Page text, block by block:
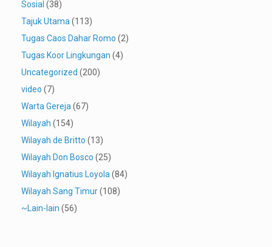
Sosial (38)
Tajuk Utama (113)
Tugas Caos Dahar Romo (2)
Tugas Koor Lingkungan (4)
Uncategorized (200)
video (7)
Warta Gereja (67)
Wilayah (154)
Wilayah de Britto (13)
Wilayah Don Bosco (25)
Wilayah Ignatius Loyola (84)
Wilayah Sang Timur(108)
~Lain-lain (56)